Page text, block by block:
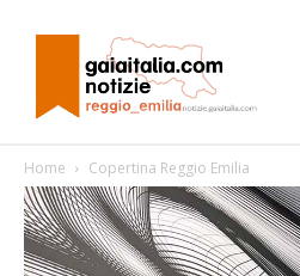
Home Copertina Reggio Emilia